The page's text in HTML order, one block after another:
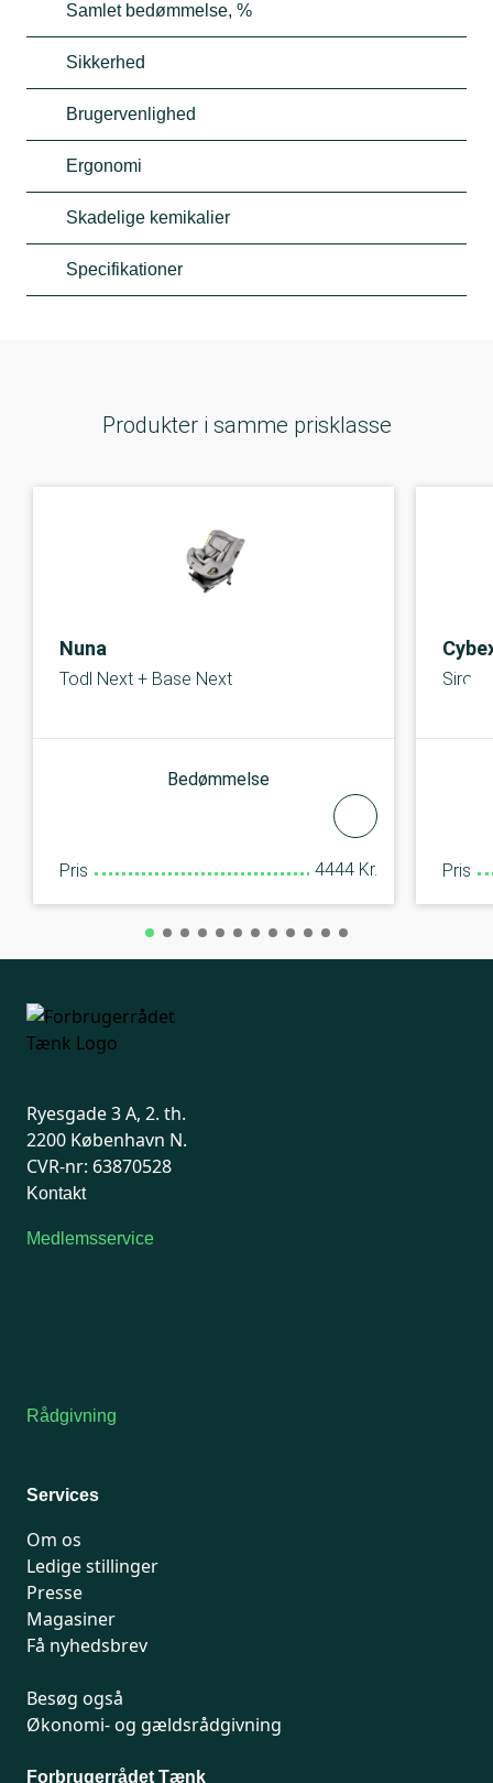
Samlet bedømmelse, %
Sikkerhed
Brugervenlighed
Ergonomi
Skadelige kemikalier
Specifikationer
Produkter i samme prisklasse
Nuna
Todl Next + Base Next
Bedømmelse
Pris 4444 Kr. Pris
Ryesgade 3 A, 2. th.
2200 København N.
CVR-nr: 63870528
Kontakt
Medlemsservice
Rådgivning
Services
Om os
Ledige stillinger
Presse
Magasiner
Få nyhedsbrev
Besøg også
Økonomi- og gældsrådgivning
Forbrugerrådet Tænk